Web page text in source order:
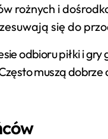
rożnych i
się do
odbioru piłki i gry
muszą